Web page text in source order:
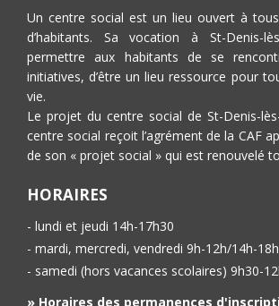
Un centre social est un lieu ouvert à
d’habitants. Sa vocation à St-Denis-
permettre aux habitants de se
initiatives, d’être un lieu ressource pour
vie.
Le projet du centre social de St-Denis-
centre social reçoit l’agrément de la CAF
de son « projet social » qui est renouvelé
HORAIRES
- lundi et jeudi 14h-17h30
- mardi, mercredi, vendredi 9h-12h/14h-18h
- samedi (hors vacances scolaires) 9h30-
» Horaires des permanences